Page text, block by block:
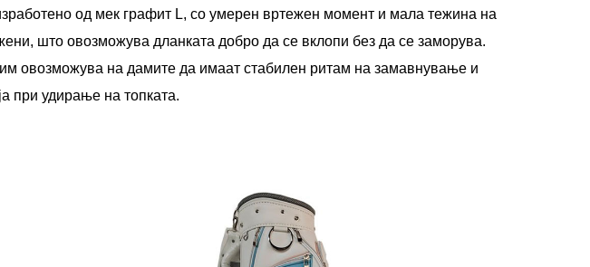
од мек графит L, со умерен вртежен момент и мала тежина на
што овозможува дланката добро да се вклопи без да се заморува.
овозможува на дамите да имаат стабилен ритам на замавнување и
при удирање на топката.